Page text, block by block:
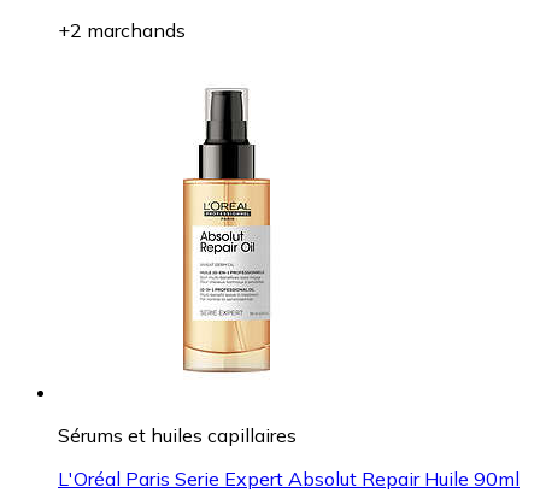
+2 marchands
Sérums et huiles capillaires
L'Oréal Paris Serie Expert Absolut Repair Huile 90ml